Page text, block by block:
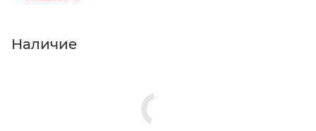
Нажмите кнопку «Оформить заказ».
Наличие